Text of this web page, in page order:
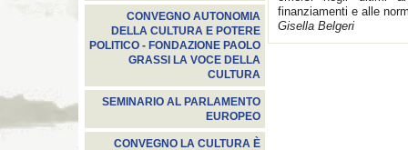
CONVEGNO AUTONOMIA
DELLA CULTURA E POTERE
POLITICO - FONDAZIONE PAOLO
GRASSI LA VOCE DELLA
CULTURA
SEMINARIO AL PARLAMENTO
EUROPEO
CONVEGNO LA CULTURA È
finanziamenti e alle
Gisella Belgeri